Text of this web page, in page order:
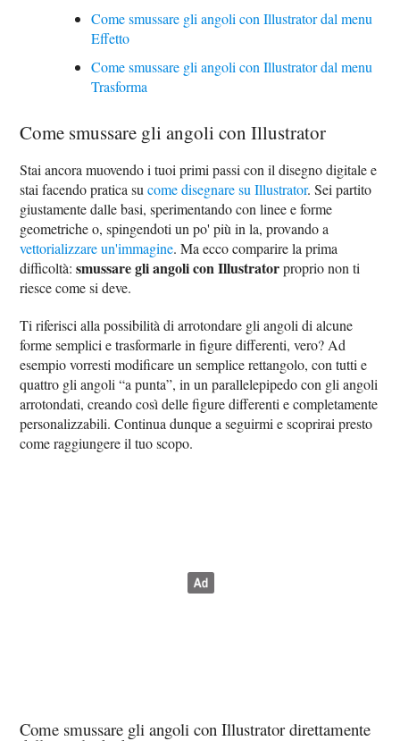
Come smussare gli angoli con Illustrator dal menu
Effetto
Come smussare gli angoli con Illustrator dal menu
Trasforma
Come smussare gli angoli con Illustrator
Stai ancora muovendo i tuoi primi passi con il disegno digitale e
stai facendo pratica sucome disegnare su Illustrator. Sei partito
giustamente dalle basi, sperimentando con linee e forme
geometriche o, spingendoti un po' più in la, provando a
vettorializzare un'immagine. Ma ecco comparire la prima
difficoltà:smussare gli angoli con Illustratorproprio non ti
riesce come si deve.
Ti riferisci alla possibilità di arrotondare gli angoli di alcune
forme semplici e trasformarle in figure differenti, vero? Ad
esempio vorresti modificare un semplice rettangolo, con tutti e
quattro gli angoli “a punta”, in un parallelepipedo con gli angoli
arrotondati, creando così delle figure differenti e completamente
personalizzabili. Continua dunque a seguirmi e scoprirai presto
come raggiungere il tuo scopo.
Come smussare gli angoli con Illustrator direttamente